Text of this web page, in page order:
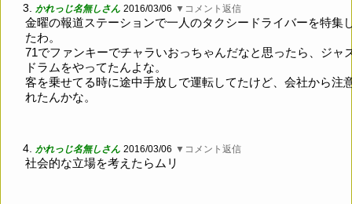
3. かれっじ名無しさん 2016/03/06 ▼コメント返信
金曜の報道ステーションで一人のタクシードライバーを特集
たわ。
71でファンキーでチャラいおっちゃんだなと思ったら、ジャ
ドラムをやってたんよな。
客を乗せてる時に途中手放しで運転してたけど、会社から注
れたんかな。
4. かれっじ名無しさん 2016/03/06 ▼コメント返信
社会的な立場を考えたらムリ